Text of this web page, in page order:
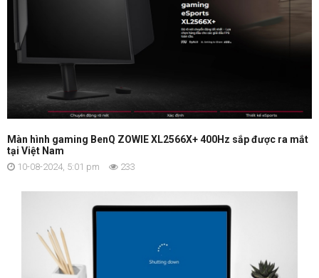
Màn hình gaming BenQ ZOWIE XL2566X+ 400Hz sắp được ra mắt
tại Việt Nam
10-08-2024, 5:01 pm 233